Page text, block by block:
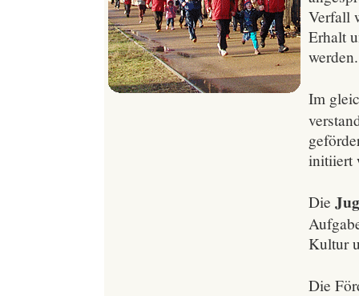
Verfall
Erhalt
werden.
Im
initiiert
Die
Kultur
Die